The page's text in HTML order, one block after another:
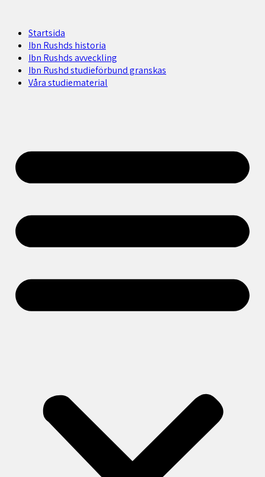
Startsida
Ibn Rushds historia
Ibn Rushds avveckling
Ibn Rushd studieförbund granskas​
Våra studiematerial